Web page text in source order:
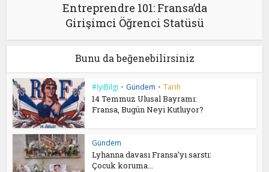
Entreprendre 101: Fransa’da
Girişimci Öğrenci Statüsü
Bunu da beğenebilirsiniz
#İyiBilgi • Gündem • Tarih
14 Temmuz Ulusal Bayramı:
Fransa, Bugün Neyi Kutluyor?
Gündem
Lyhanna davası Fransa’yı sarstı:
Çocuk koruma...